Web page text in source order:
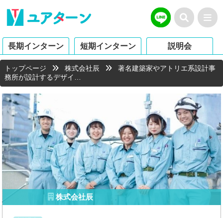
長期インターン 短期インターン 説明会
トップページ 株式会社辰
著名建築家やアトリエ系設計事
務所が設計するデザイ…
株式会社辰